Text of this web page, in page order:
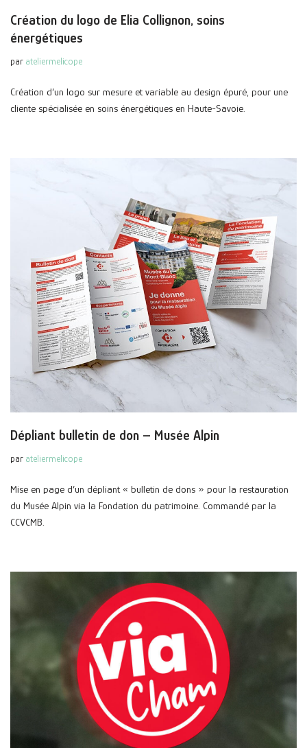
Création du logo de Elia Collignon, soins
énergétiques
par ateliermelicope
Création d’un logo sur mesure et variable au design épuré, pour une
cliente spécialisée en soins énergétiques en Haute-Savoie.
Dépliant bulletin de don – Musée Alpin
par ateliermelicope
Mise en page d’un dépliant « bulletin de dons » pour la restauration
du Musée Alpin via la Fondation du patrimoine. Commandé par la
CCVCMB.